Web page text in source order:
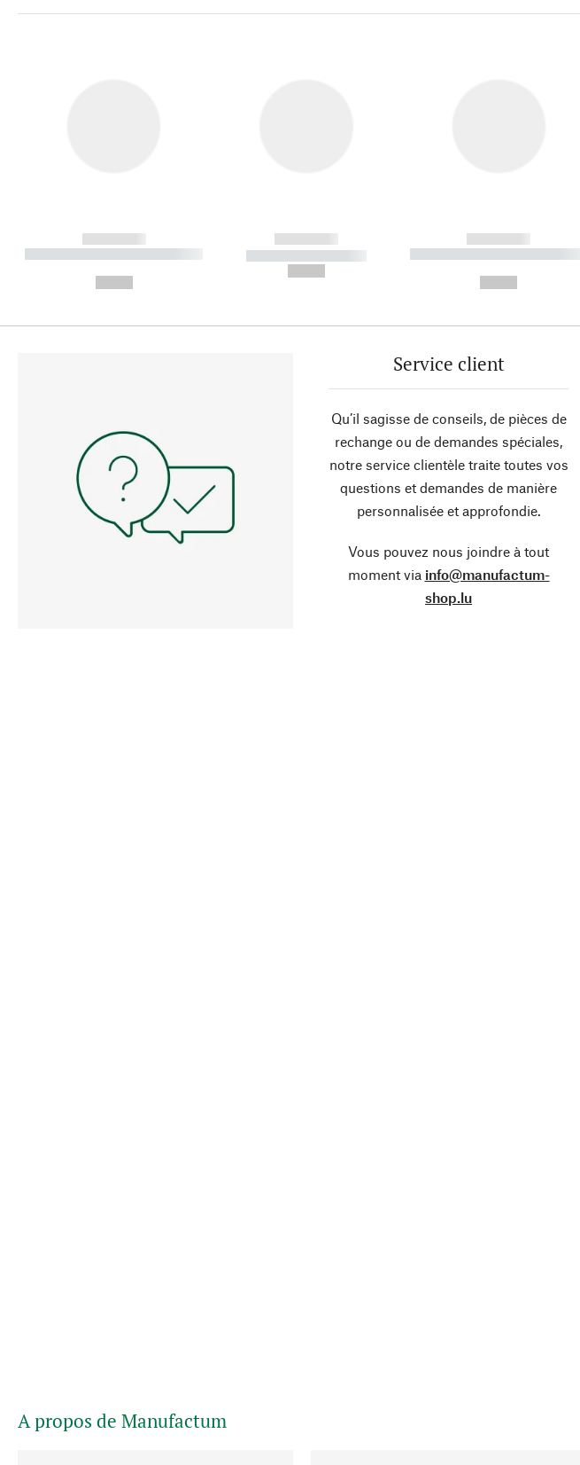
------------
----------- ----------- ----------
------------
----------- -----------
------------
----------- ----------- ----------
Service client
Qu’il sagisse de conseils, de pièces de
rechange ou de demandes spéciales,
notre service clientèle traite toutes vos
questions et demandes de manière
personnalisée et approfondie.
Vous pouvez nous joindre à tout
moment via info@manufactum-
shop.lu
A propos de Manufactum